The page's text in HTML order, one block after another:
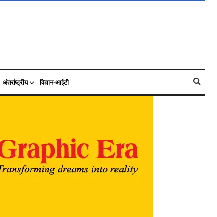
अंतर्राष्ट्रीय विज्ञान-आईटी